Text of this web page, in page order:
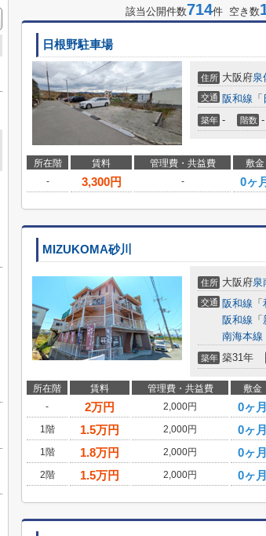
該当公開件数714件 空き数
日根野駐車場
住所 大阪府泉
交通 阪和線 「
築年 - 階数 -
所在階 賃料 管理費・共益費 敷金
-
3,300円 - 0ヶ月
MIZUKOMA砂川
住所 大阪府泉
交通 阪和線 「
阪和線 「
南海本線
築年 築31年
所在階 賃料 管理費・共益費 敷金
-
2万円 2,000円 0ヶ月
1階
1.5万円 2,000円 0ヶ月
1階
1.8万円 2,000円 0ヶ月
2階
1.5万円 2,000円 0ヶ月